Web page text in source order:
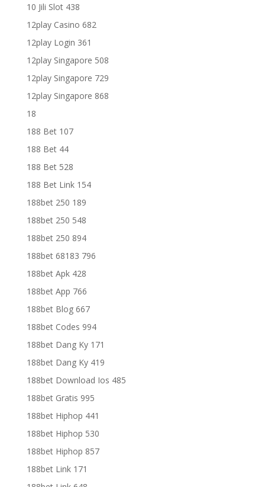
10 Jili Slot 438
12play Casino 682
12play Login 361
12play Singapore 508
12play Singapore 729
12play Singapore 868
18
188 Bet 107
188 Bet 44
188 Bet 528
188 Bet Link 154
188bet 250 189
188bet 250 548
188bet 250 894
188bet 68183 796
188bet Apk 428
188bet App 766
188bet Blog 667
188bet Codes 994
188bet Dang Ky 171
188bet Dang Ky 419
188bet Download Ios 485
188bet Gratis 995
188bet Hiphop 441
188bet Hiphop 530
188bet Hiphop 857
188bet Link 171